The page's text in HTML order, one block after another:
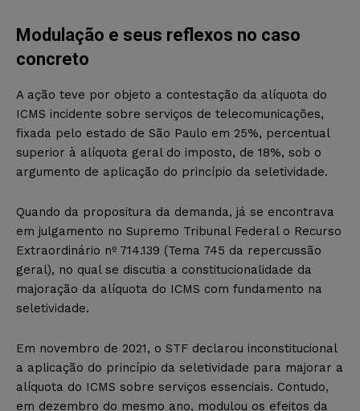
Modulação e seus reflexos no caso
concreto
A ação teve por objeto a contestação da alíquota do
ICMS incidente sobre serviços de telecomunicações,
fixada pelo estado de São Paulo em 25%, percentual
superior à alíquota geral do imposto, de 18%, sob o
argumento de aplicação do princípio da seletividade.
Quando da propositura da demanda, já se encontrava
em julgamento no Supremo Tribunal Federal o Recurso
Extraordinário nº 714.139 (Tema 745 da repercussão
geral), no qual se discutia a constitucionalidade da
majoração da alíquota do ICMS com fundamento na
seletividade.
Em novembro de 2021, o STF declarou inconstitucional
a aplicação do princípio da seletividade para majorar a
alíquota do ICMS sobre serviços essenciais. Contudo,
em dezembro do mesmo ano, modulou os efeitos da